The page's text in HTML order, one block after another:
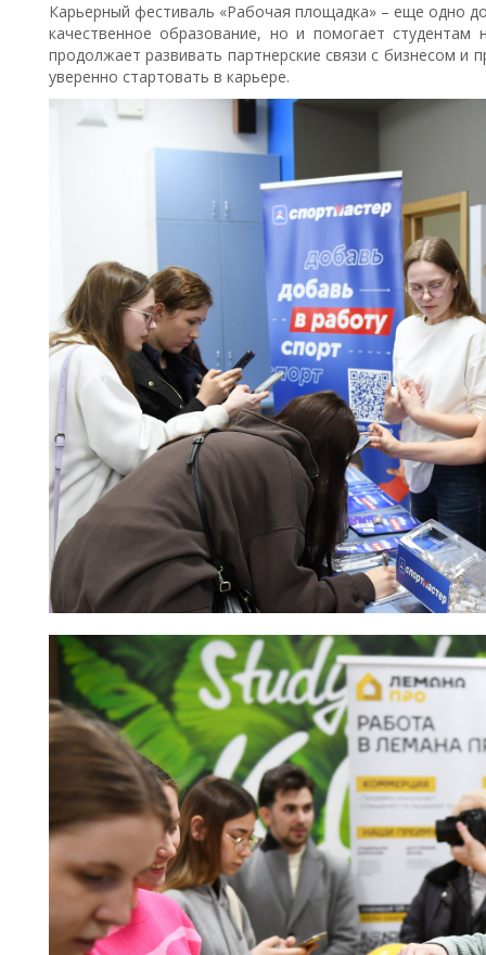
Карьерный фестиваль «Рабочая площадка» – еще одно
качественное образование, но и помогает студентам
продолжает развивать партнерские связи с бизнесом и
уверенно стартовать в карьере.